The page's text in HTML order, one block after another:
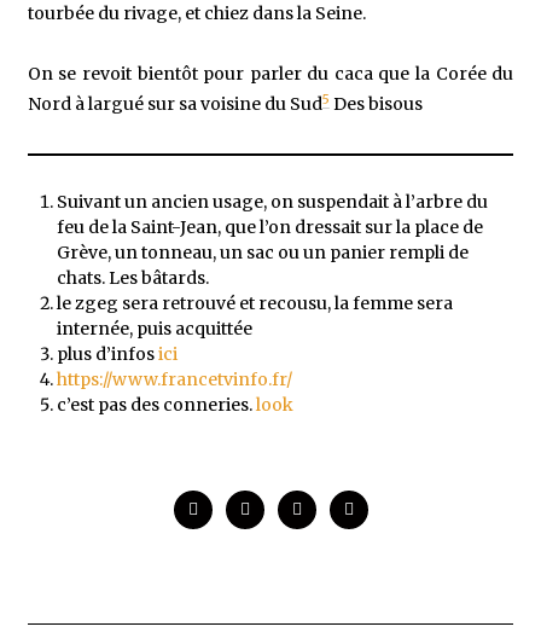
tourbée du rivage, et chiez dans la Seine.
On se revoit bientôt pour parler du caca que la Corée du
Nord à largué sur sa voisine du Sud5Des bisous
Suivant un ancien usage, on suspendait à l’arbre du
feu de la Saint-Jean, que l’on dressait sur la place de
Grève, un tonneau, un sac ou un panier rempli de
chats. Les bâtards.
le zgeg sera retrouvé et recousu, la femme sera
internée, puis acquittée
plus d’infosici
https://www.francetvinfo.fr/
c’est pas des conneries.look